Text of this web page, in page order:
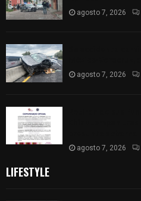
agosto 7, 2026
agosto 7, 2026
agosto 7, 2026
LIFESTYLE